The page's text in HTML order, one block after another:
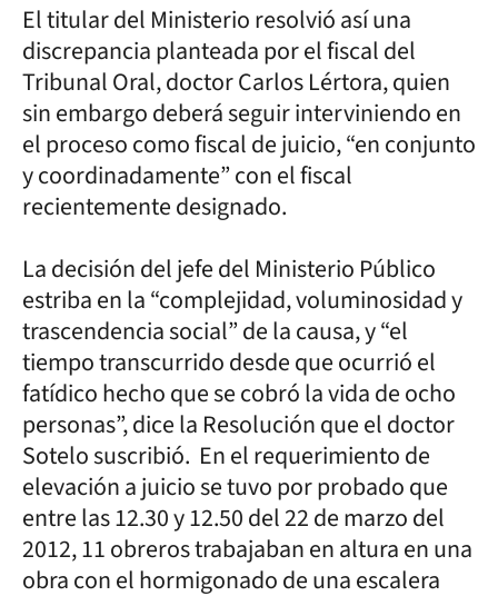
El titular del Ministerio resolvió así una
discrepancia planteada por el fiscal del
Tribunal Oral, doctor Carlos Lértora, quien
sin embargo deberá seguir interviniendo en
el proceso como fiscal de juicio, “en conjunto
y coordinadamente” con el fiscal
recientemente designado.
La decisión del jefe del Ministerio Público
estriba en la “complejidad, voluminosidad y
trascendencia social” de la causa, y “el
tiempo transcurrido desde que ocurrió el
fatídico hecho que se cobró la vida de ocho
personas”, dice la Resolución que el doctor
Sotelo suscribió. En el requerimiento de
elevación a juicio se tuvo por probado que
entre las 12.30 y 12.50 del 22 de marzo del
2012, 11 obreros trabajaban en altura en una
obra con el hormigonado de una escalera